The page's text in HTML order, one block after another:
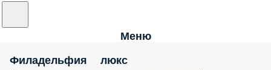
Меню
Филадельфия люкс